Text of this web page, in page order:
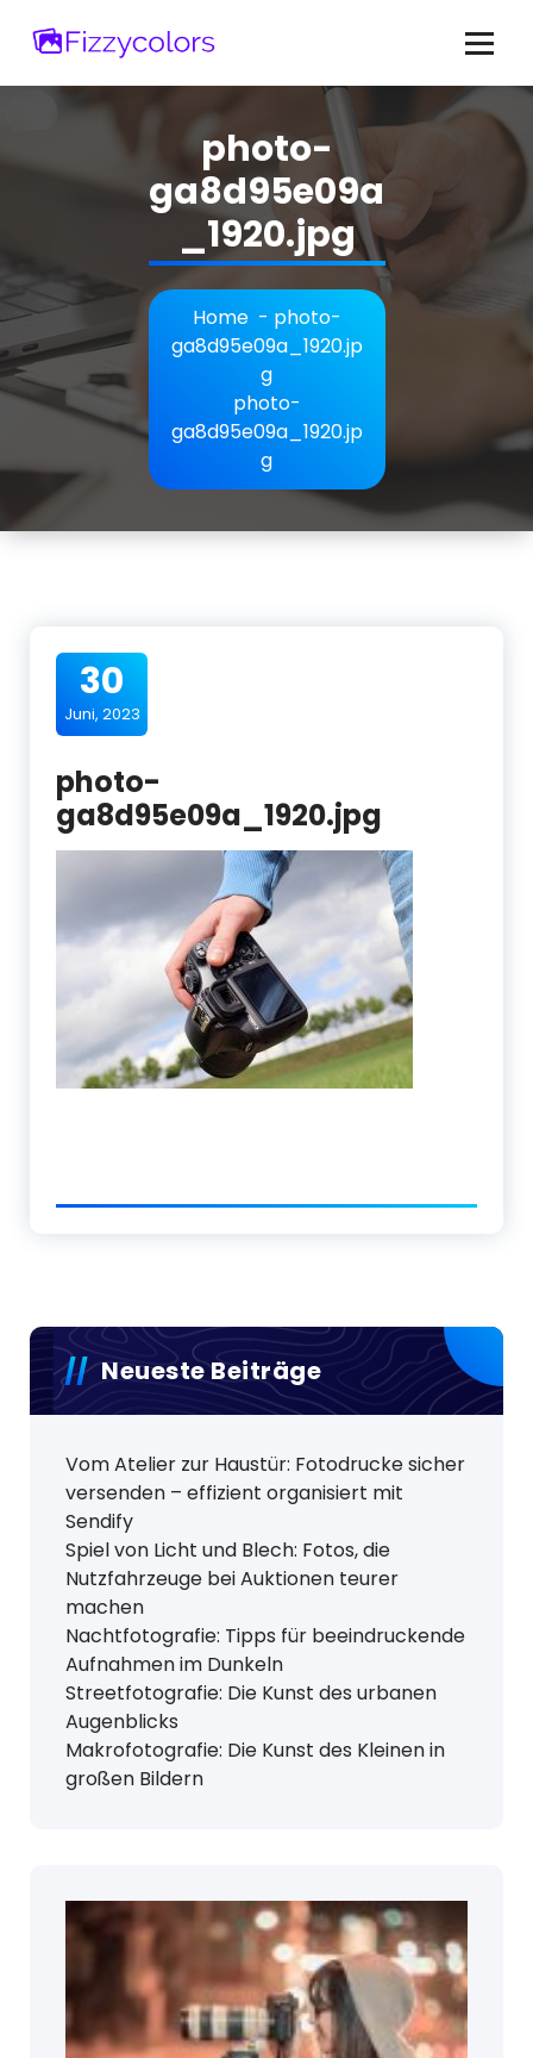
photo-
ga8d95e09a
_1920.jpg
Home- photo-
ga8d95e09a_1920.jp
g
photo-
ga8d95e09a_1920.jp
g
30
Juni, 2023
photo-
ga8d95e09a_1920.jpg
Neueste Beiträge
Vom Atelier zur Haustür: Fotodrucke sicher
versenden – effizient organisiert mit
Sendify
Spiel von Licht und Blech: Fotos, die
Nutzfahrzeuge bei Auktionen teurer
machen
Nachtfotografie: Tipps für beeindruckende
Aufnahmen im Dunkeln
Streetfotografie: Die Kunst des urbanen
Augenblicks
Makrofotografie: Die Kunst des Kleinen in
großen Bildern